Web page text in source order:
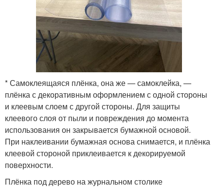
* Самоклеящаяся плёнка, она же — самоклейка, —
плёнка с декоративным оформлением с одной стороны
и клеевым слоем с другой стороны. Для защиты
клеевого слоя от пыли и повреждения до момента
использования он закрывается бумажной основой.
При наклеивании бумажная основа снимается, и плёнка
клеевой стороной приклеивается к декорируемой
поверхности.
Плёнка под дерево на журнальном столике